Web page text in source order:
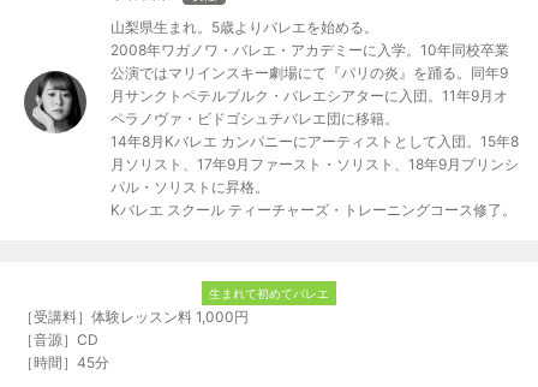
山梨県生まれ。5歳よりバレエを始める。
2008年ワガノワ・バレエ・アカデミーに入学。10年同校卒業
公演ではマリインスキー劇場にて『パリの炎』を踊る。同年9
月サンクトペテルブルク・バレエシアターに入団。11年9月オ
ペラノヴァ・ビドゴシュチバレエ団に移籍。
14年8月Kバレエ カンパニーにアーティストとして入団。15年8
月ソリスト、17年9月ファースト・ソリスト、18年9月プリンシ
パル・ソリストに昇格。
Kバレエ スクール ティーチャーズ・トレーニングコース修了。
生まれて初めてバレエ
［受講料］体験レッスン料 1,000円
［音源］CD
［時間］45分